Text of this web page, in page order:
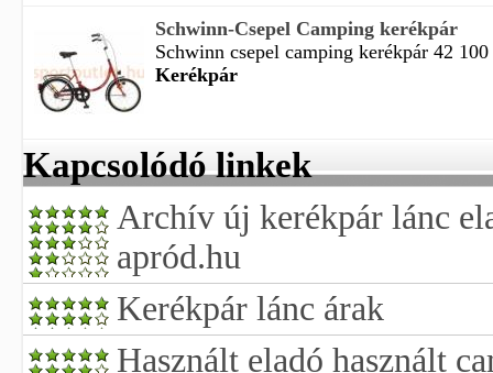
Schwinn-Csepel Camping kerékpár
Schwinn csepel camping kerékpár 42
Kerékpár
Kapcsolódó linkek
Archív új kerékpár lánc
apród.hu
Kerékpár lánc árak
Használt eladó használt